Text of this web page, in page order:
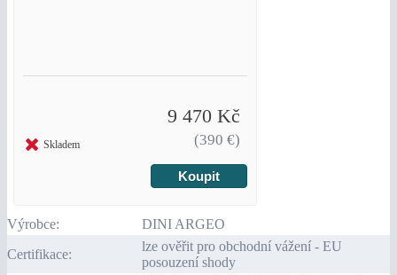
9 470 Kč
(390 €)
Skladem
Výrobce:
DINI ARGEO
Certifikace:
lze ověřit pro obchodní vážení - EU
posouzení shody